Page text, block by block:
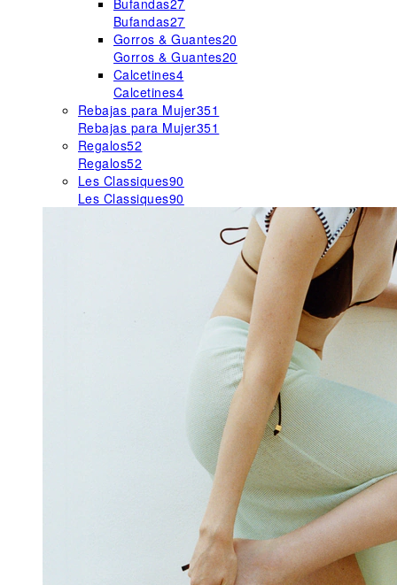
Bufandas27
Bufandas27
Gorros & Guantes20
Gorros & Guantes20
Calcetines4
Calcetines4
Rebajas para Mujer351
Rebajas para Mujer351
Regalos52
Regalos52
Les Classiques90
Les Classiques90